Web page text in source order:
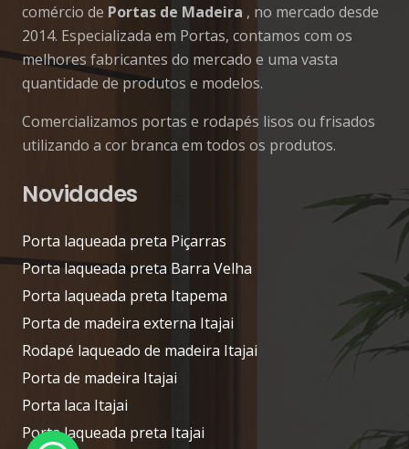
comércio de Portas de Madeira , no mercado desde
2014. Especializada em Portas, contamos com os
melhores fabricantes do mercado e uma vasta
quantidade de produtos e modelos.
Comercializamos portas e rodapés lisos ou frisados
utilizando a cor branca em todos os produtos.
Novidades
Porta laqueada preta Piçarras
Porta laqueada preta Barra Velha
Porta laqueada preta Itapema
Porta de madeira externa Itajai
Rodapé laqueado de madeira Itajai
Porta de madeira Itajai
Porta laca Itajai
Porta laqueada preta Itajai